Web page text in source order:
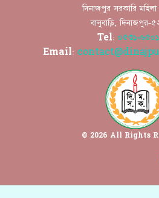
© 2026 All Rights
দিনাজপুর সরকারি
বালুবাড়ি, দিনাজপুর-
Tel: ০৫৩১-
Email: